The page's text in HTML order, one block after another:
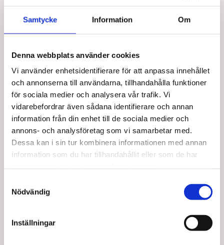
Samtycke Information Om
Denna webbplats använder cookies
Vi använder enhetsidentifierare för att anpassa innehållet
och annonserna till användarna, tillhandahålla funktioner
för sociala medier och analysera vår trafik. Vi
vidarebefordrar även sådana identifierare och annan
information från din enhet till de sociala medier och
annons- och analysföretag som vi samarbetar med.
Dessa kan i sin tur kombinera informationen med annan
information som du har tillhandahållit eller som de har
Nödvändig
Inställningar
Snabb leverans
Utbildad personal
Taj Mahal Hair & Beauty AB
Mejl:kontakt@tajmahal.se
Taj Mahal är Nordens första löshårsbutik med ett brett
sortiment inom löshår, peruker, och hårprodukter. Hos